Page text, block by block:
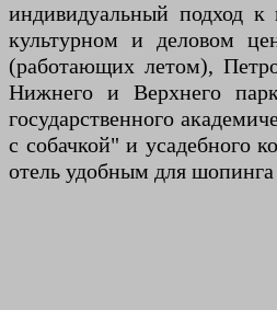
индивидуальный подход
культурном и деловом
(работающих летом),
Нижнего и Верхнего
государственного
с собачкой" и усадебного
отель удобным для шопинга